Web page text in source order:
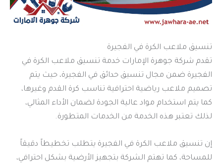
تنسيق ملاعب الكرة في الفجيرة
تقدم شركة جوهرة الإمارات خدمة تنسيق ملاعب الكرة في
الفجيرة ضمن مجال تنسيق حدائق في الفجيرة، حيث يتم
تصميم ملاعب رياضية احترافية تناسب كرة القدم وغيرها،
كما يتم استخدام مواد عالية الجودة لضمان الأداء المثالي،
لذلك تعتبر هذه الخدمة من الخدمات المتطورة.
إن تنسيق ملاعب الكرة في الفجيرة يتطلب تخطيطاً دقيقاً
للمساحة، كما تهتم الشركة بتجهيز الأرضية بشكل احترافي،